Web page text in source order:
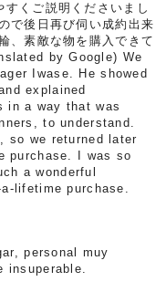
くご説明くださいまし
で後日再び伺い成約出来
、素敵な物を購入できて
by Google) We
Iwase. He showed
explained
in a way that was
to understand.
so we returned later
purchase. I was so
a wonderful
lifetime purchase.
personal muy
insuperable.